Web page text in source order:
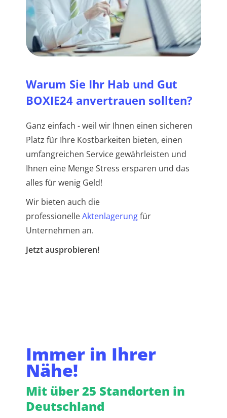
Warum Sie Ihr Hab und Gut
BOXIE24 anvertrauen sollten?
Ganz einfach - weil wir Ihnen einen sicheren
Platz für Ihre Kostbarkeiten bieten, einen
umfangreichen Service gewährleisten und
Ihnen eine Menge Stress ersparen und das
alles für wenig Geld!
Wir bieten auch die
professionelleAktenlagerungfür
Unternehmen an.
Jetzt ausprobieren!
Immer in Ihrer
Nähe!
Mit über 25 Standorten in
Deutschland